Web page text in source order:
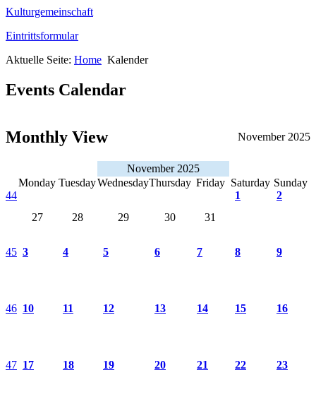
Kulturgemeinschaft
Eintrittsformular
Aktuelle Seite: Home Kalender
Events Calendar
Monthly View November 2025
November 2025
Monday TuesdayWednesdayThursday Friday Saturday Sunday
44
27
28 29 30 31
1 2
45 3 4 5 6 7 8 9
46 10 11 12 13 14 15 16
47 17 18 19 20 21 22 23